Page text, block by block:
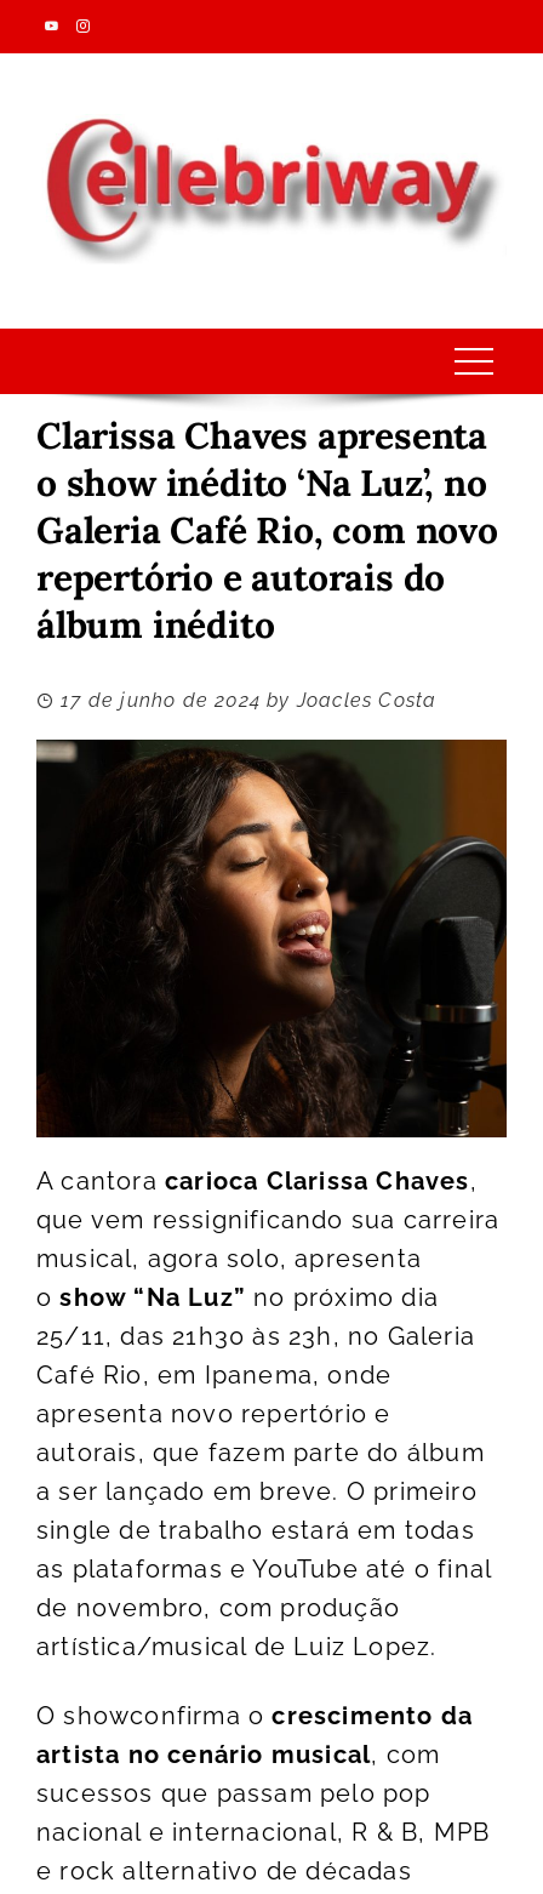
Skip
to
Clarissa Chaves apresenta
o show inédito ‘Na Luz’, no
Galeria Café Rio, com novo
repertório e autorais do
álbum inédito
17 de junho de 2024 byJoacles Costa
A cantora carioca Clarissa Chaves,
que vem ressignificando sua carreira
musical, agora solo, apresenta
oshow “Na Luz” no próximo dia
25/11, das 21h30 às 23h, no Galeria
Café Rio, em Ipanema, onde
apresenta novo repertório e
autorais, que fazem parte do álbum
a ser lançado em breve. O primeiro
single de trabalho estará em todas
as plataformas e YouTube até o final
de novembro, com produção
artística/musical de Luiz Lopez.
O showconfirma ocrescimento da
artista no cenário musical, com
sucessos que passam pelo pop
nacional e internacional, R & B, MPB
e rock alternativo de décadas